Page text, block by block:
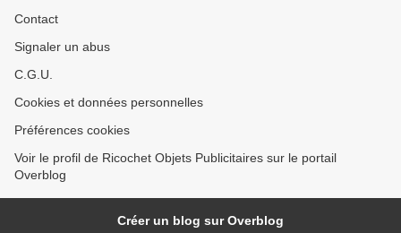
Contact
Signaler un abus
C.G.U.
Cookies et données personnelles
Préférences cookies
Voir le profil de Ricochet Objets Publicitaires sur le portail
Overblog
Créer un blog sur Overblog